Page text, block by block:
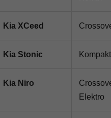
Kia XCeed
Kia Stonic
Kia Niro
Elektro